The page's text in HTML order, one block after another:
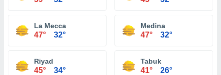
La Mecca
47° 32°
Medina
47° 32°
Riyad
45° 34°
Tabuk
41° 26°